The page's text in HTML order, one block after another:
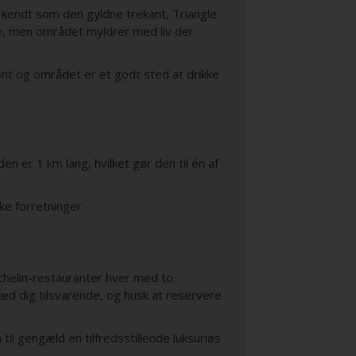
som den gyldne trekant, Triangle
men området myldrer med liv der
og området er et godt sted at drikke
er 1 km lang, hvilket gør den til én af
forretninger.
restauranter hver med to
dig tilsvarende, og husk at reservere
gengæld en tilfredsstillende luksuriøs